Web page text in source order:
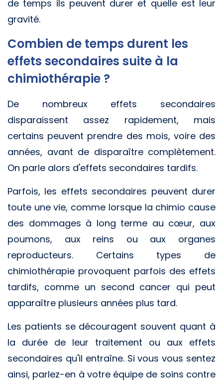
de temps ils peuvent durer et quelle est leur
gravité.
Combien de temps durent les
effets secondaires suite à la
chimiothérapie ?
De nombreux effets secondaires
disparaissent assez rapidement, mais
certains peuvent prendre des mois, voire des
années, avant de disparaître complètement.
On parle alors d'effets secondaires tardifs.
Parfois, les effets secondaires peuvent durer
toute une vie, comme lorsque la chimio cause
des dommages à long terme au cœur, aux
poumons, aux reins ou aux organes
reproducteurs. Certains types de
chimiothérapie provoquent parfois des effets
tardifs, comme un second cancer qui peut
apparaître plusieurs années plus tard.
Les patients se découragent souvent quant à
la durée de leur traitement ou aux effets
secondaires qu'il entraîne. Si vous vous sentez
ainsi, parlez-en à votre équipe de soins contre